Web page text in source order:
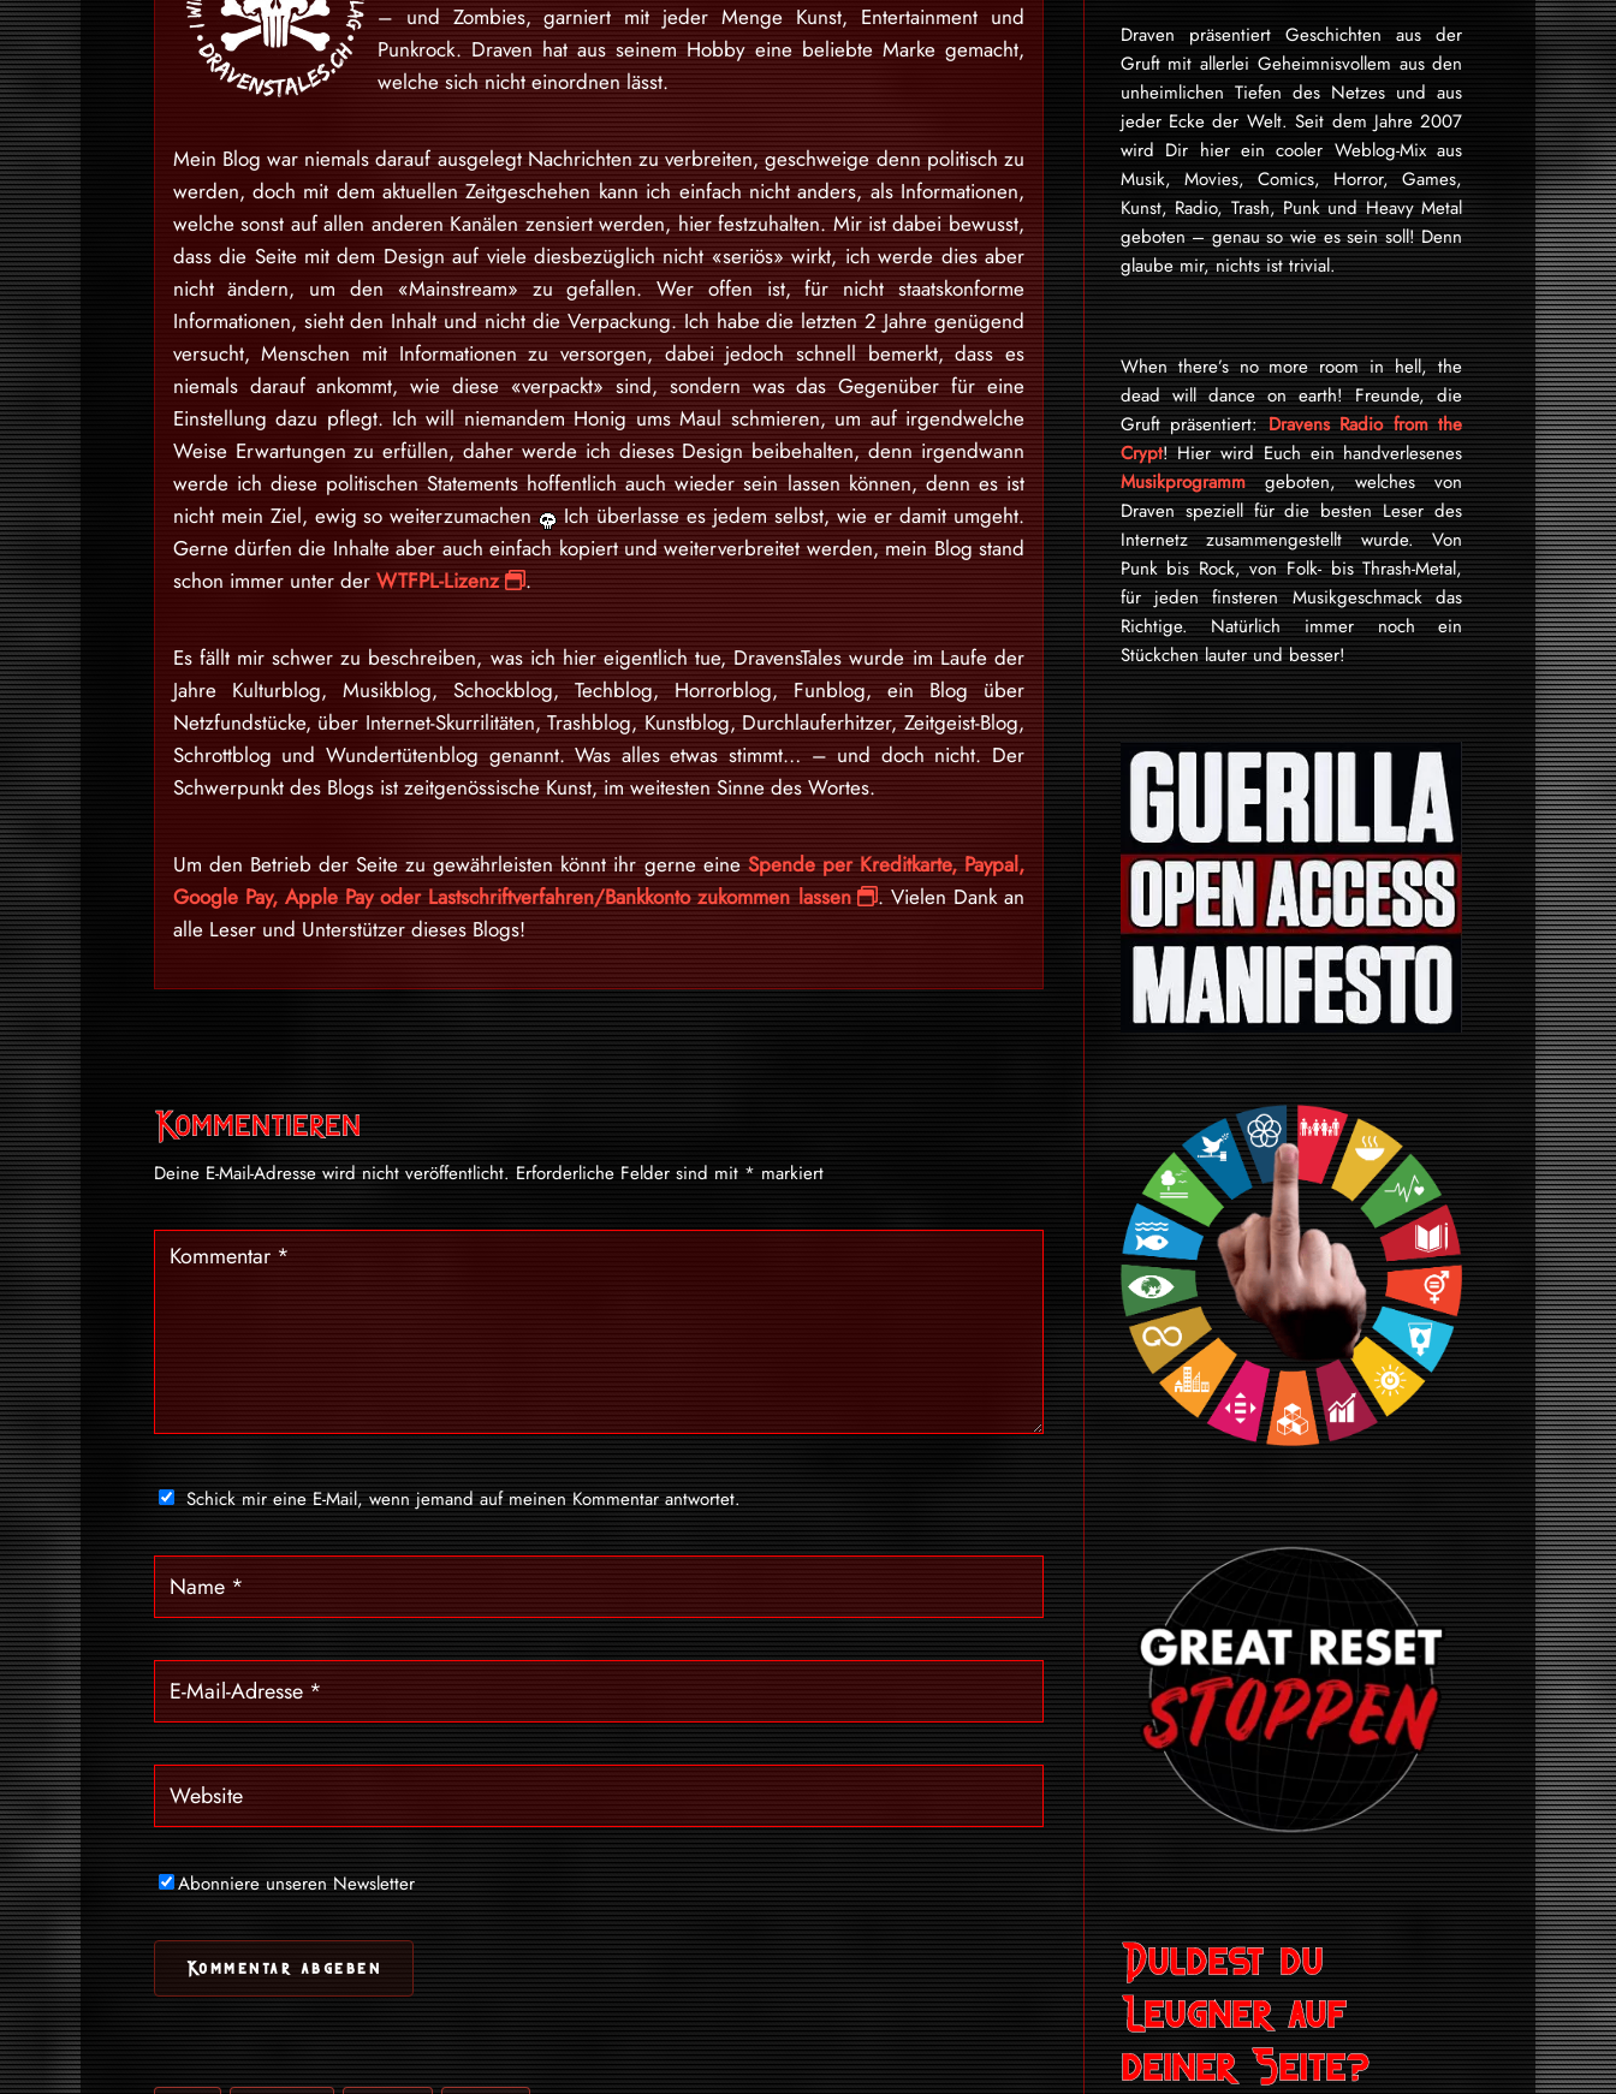
– und Zombies, garniert mit jeder Menge Kunst, Entertainment und
Punkrock. Draven hat aus seinem Hobby eine beliebte Marke gemacht,
welche sich nicht einordnen lässt.
Mein Blog war niemals darauf ausgelegt Nachrichten zu verbreiten, geschweige denn politisch zu
werden, doch mit dem aktuellen Zeitgeschehen kann ich einfach nicht anders, als Informationen,
welche sonst auf allen anderen Kanälen zensiert werden, hier festzuhalten. Mir ist dabei bewusst,
dass die Seite mit dem Design auf viele diesbezüglich nicht «seriös» wirkt, ich werde dies aber
nicht ändern, um den «Mainstream» zu gefallen. Wer offen ist, für nicht staatskonforme
Informationen, sieht den Inhalt und nicht die Verpackung. Ich habe die letzten 2 Jahre genügend
versucht, Menschen mit Informationen zu versorgen, dabei jedoch schnell bemerkt, dass es
niemals darauf ankommt, wie diese «verpackt» sind, sondern was das Gegenüber für eine
Einstellung dazu pflegt. Ich will niemandem Honig ums Maul schmieren, um auf irgendwelche
Weise Erwartungen zu erfüllen, daher werde ich dieses Design beibehalten, denn irgendwann
werde ich diese politischen Statements hoffentlich auch wieder sein lassen können, denn es ist
nicht mein Ziel, ewig so weiterzumachen
Ich überlasse es jedem selbst, wie er damit umgeht.
Gerne dürfen die Inhalte aber auch einfach kopiert und weiterverbreitet werden, mein Blog stand
schon immer unter der WTFPL-Lizenz .
Es fällt mir schwer zu beschreiben, was ich hier eigentlich tue, DravensTales wurde im Laufe der
Jahre Kulturblog, Musikblog, Schockblog, Techblog, Horrorblog, Funblog, ein Blog über
Netzfundstücke, über Internet-Skurrilitäten, Trashblog, Kunstblog, Durchlauferhitzer, Zeitgeist-Blog,
Schrottblog und Wundertütenblog genannt. Was alles etwas stimmt… – und doch nicht. Der
Schwerpunkt des Blogs ist zeitgenössische Kunst, im weitesten Sinne des Wortes.
Um den Betrieb der Seite zu gewährleisten könnt ihr gerne eine Spende per Kreditkarte, Paypal,
Google Pay, Apple Pay oder Lastschriftverfahren/Bankkonto zukommen lassen
. Vielen Dank an
alle Leser und Unterstützer dieses Blogs!
Kommentieren
Deine E-Mail-Adresse wird nicht veröffentlicht. Erforderliche Felder sind mit * markiert
Schick mir eine E-Mail, wenn jemand auf meinen Kommentar antwortet.
Abonniere unseren Newsletter
Draven präsentiert Geschichten aus der
Gruft mit allerlei Geheimnisvollem aus den
unheimlichen Tiefen des Netzes und aus
jeder Ecke der Welt. Seit dem Jahre 2007
wird Dir hier ein cooler Weblog-Mix aus
Musik, Movies, Comics, Horror, Games,
Kunst, Radio, Trash, Punk und Heavy Metal
geboten – genau so wie es sein soll! Denn
glaube mir, nichts ist trivial.
When there’s no more room in hell, the
dead will dance on earth! Freunde, die
Gruft präsentiert:Dravens Radio from the
Crypt! Hier wird Euch ein handverlesenes
Musikprogrammgeboten, welches von
Draven speziell für die besten Leser des
Internetz zu­sammen­ge­stellt wurde. Von
Punk bis Rock, von Folk- bis Thrash-Metal,
für je­den finsteren Mu­sik­ge­schmack das
Rich­tige. Natürlich immer noch ein
Stückchen lauter und besser!
Duldest du
Leugner auf
deiner Seite?